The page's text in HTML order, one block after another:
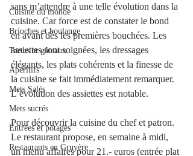
Cuisine du monde
Brioches et boulange
Tartes et gâteaux
Apéritifs
Mets Salés
Mets sucrés
Entrées et potages
Restaurants en Gruyère
sans m’attendre à une telle évolution dans la
cuisine. Car force est de constater le bond
en avant dès les premières bouchées. Les
assiettes sont soignées, les dressages
élégants, les plats cohérents et la finesse de
la cuisine se fait immédiatement remarquer.
L’évolution des assiettes est notable.
Pour découvrir la cuisine du chef et patron.
Le restaurant propose, en semaine à midi,
un menu affaires pour 21.- euros (entrée plat